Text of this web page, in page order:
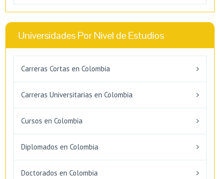
Universidades Por Nivel de Estudios
Carreras Cortas en Colombia
Carreras Universitarias en Colombia
Cursos en Colombia
Diplomados en Colombia
Doctorados en Colombia